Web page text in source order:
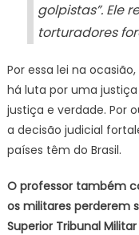
golpistas”. Ele
torturadores
Por essa lei na
há luta por uma
justiça e verdade. Por
a decisão judicial
países têm do Brasil.
O professor também
os militares perderem
Superior Tribunal